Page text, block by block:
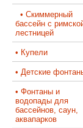
• Скиммерный
бассейн с
лестницей
• Купели
• Детские
• Фонтаны и
водопады для
бассейнов, саун,
аквапарков